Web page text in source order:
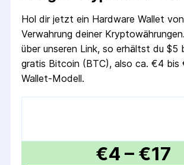
Hol dir jetzt ein Hardware Wallet
Verwahrung deiner
über unseren Link, so erhältst du $5
gratis Bitcoin (BTC), also ca. €4 bis
Wallet-Modell.
€4 – €17